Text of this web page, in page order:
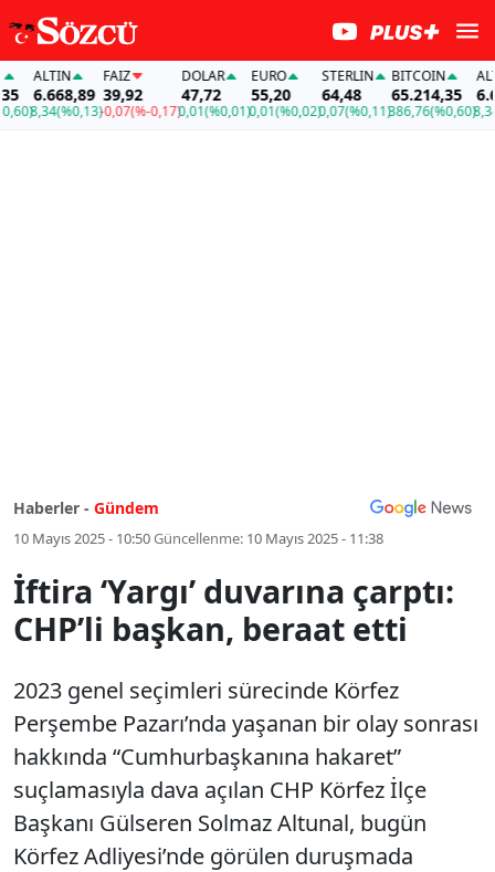
ALTIN
6.668,89
8,34(%0,13)
FAİZ
39,92
-0,07(%-0,17)
DOLAR
47,72
0,01(%0,01)
EURO
55,20
0,01(%0,02)
STERLIN
64,48
0,07(%0,11)
BITCOIN
65.214,35
386,76(%0,60)
ALTIN
8,34
Haberler - Gündem
10 Mayıs 2025 - 10:50Güncellenme: 10 Mayıs 2025 - 11:38
İftira ‘Yargı’ duvarına çarptı:
CHP’li başkan, beraat etti
2023 genel seçimleri sürecinde Körfez
Perşembe Pazarı’nda yaşanan bir olay sonrası
hakkında “Cumhurbaşkanına hakaret”
suçlamasıyla dava açılan CHP Körfez İlçe
Başkanı Gülseren Solmaz Altunal, bugün
Körfez Adliyesi’nde görülen duruşmada